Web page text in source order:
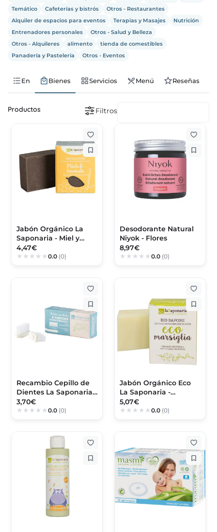
Temático
Cafeterías y bistrós
Otros - Restaurantes
Alquiler de espacios para eventos
Terapias y Masajes
Nutrición
Entrenadores personales
Otros - Salud y Belleza
Otros - Alquileres
alimento
tienda de comestibles
Panadería y Pastelería
Otros - Eventos
En Bienes Servicios Menú Reseñas
Productos Filtros
Jabón Orgánico La
Saponaria - Miel y
Lavanda
4,47€
0.0 (0)
Desodorante Natural
Niyok - Flores
8,97€
0.0 (0)
Recambio Cepillo de
Dientes La Saponaria -
Suave
3,70€
0.0 (0)
Jabón Orgánico Eco
La Saponaria -
Marsella
5,07€
0.0 (0)